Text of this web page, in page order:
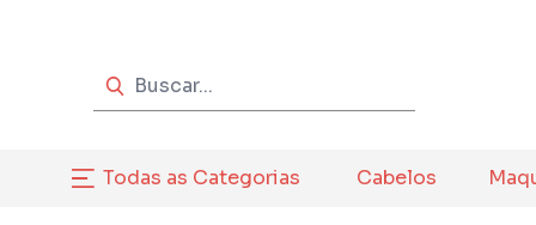
Todas as Categorias Cabelos